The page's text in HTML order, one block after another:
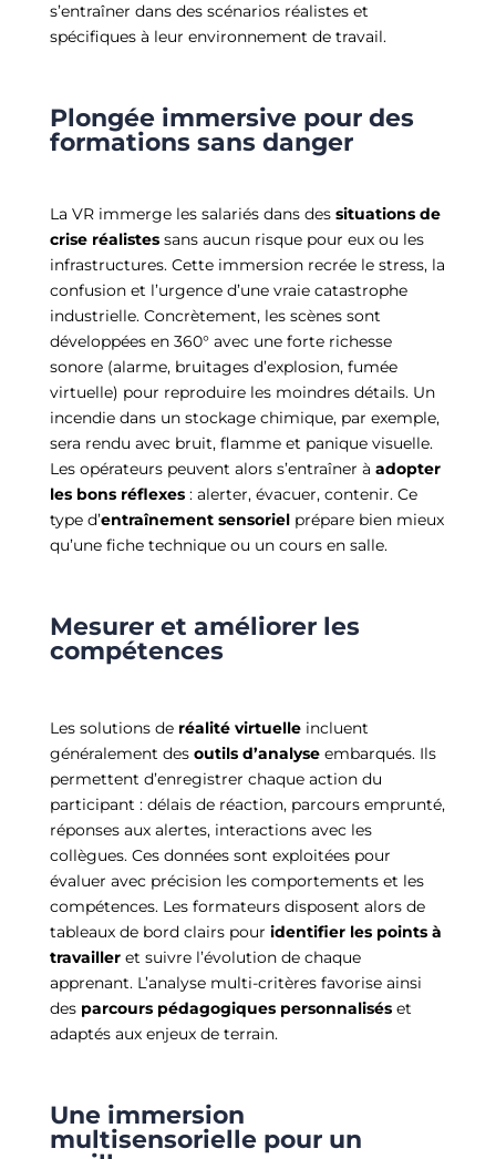
s’entraîner dans des scénarios réalistes et
spécifiques à leur environnement de travail.
Plongée immersive pour des
formations sans danger
La VR immerge les salariés dans dessituations de
crise réalistessans aucun risque pour eux ou les
infrastructures. Cette immersion recrée le stress, la
confusion et l’urgence d’une vraie catastrophe
industrielle. Concrètement, les scènes sont
développées en 360° avec une forte richesse
sonore (alarme, bruitages d’explosion, fumée
virtuelle) pour reproduire les moindres détails. Un
incendie dans un stockage chimique, par exemple,
sera rendu avec bruit, flamme et panique visuelle.
Les opérateurs peuvent alors s’entraîner à adopter
les bons réflexes: alerter, évacuer, contenir. Ce
type d’entraînement sensorielprépare bien mieux
qu’une fiche technique ou un cours en salle.
Mesurer et améliorer les
compétences
Les solutions de réalité virtuelleincluent
généralement desoutils d’analyseembarqués. Ils
permettent d’enregistrer chaque action du
participant : délais de réaction, parcours emprunté,
réponses aux alertes, interactions avec les
collègues. Ces données sont exploitées pour
évaluer avec précision les comportements et les
compétences. Les formateurs disposent alors de
tableaux de bord clairs pour identifier les points à
travailleret suivre l’évolution de chaque
apprenant. L’analyse multi-critères favorise ainsi
des parcours pédagogiques personnaliséset
adaptés aux enjeux de terrain.
Une immersion
multisensorielle pour un